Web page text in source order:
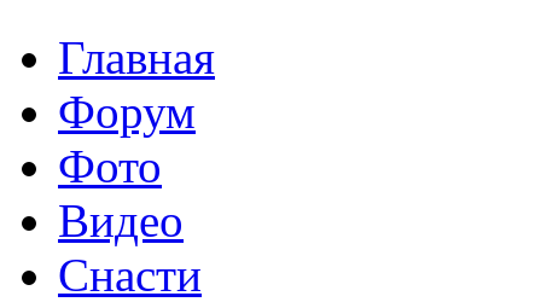
Главная
Форум
Фото
Видео
Снасти